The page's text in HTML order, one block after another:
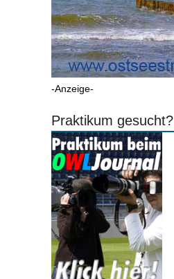
-Anzeige-
Praktikum gesucht?